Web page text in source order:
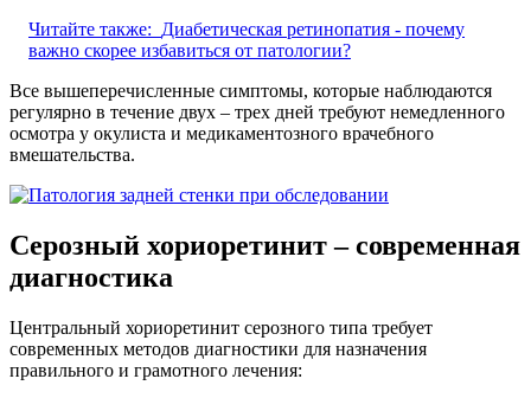
Читайте также: Диабетическая ретинопатия - почему
важно скорее избавиться от патологии?
Все вышеперечисленные симптомы, которые наблюдаются
регулярно в течение двух – трех дней требуют немедленного
осмотра у окулиста и медикаментозного врачебного
вмешательства.
Серозный хориоретинит – современная
диагностика
Центральный хориоретинит серозного типа требует
современных методов диагностики для назначения
правильного и грамотного лечения: